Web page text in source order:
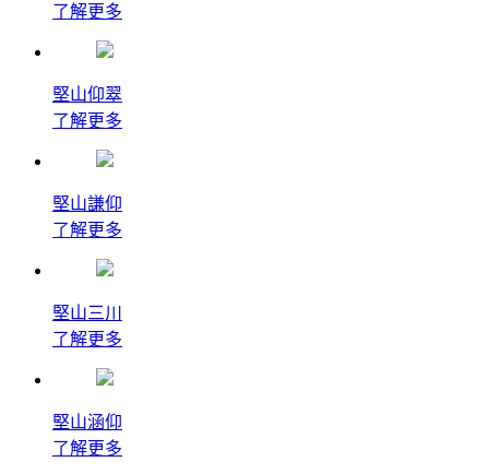
了解更多
堅山仰翠
了解更多
堅山謙仰
了解更多
堅山三川
了解更多
堅山涵仰
了解更多